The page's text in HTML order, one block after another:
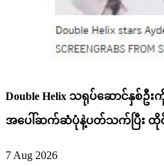
Double Helix သရုပ်ဆောင်နှစ်
အပေါ်ဆက်ဆံပုံနဲ့ပတ်သက်ပြီး ထိုင်
7 Aug 2026